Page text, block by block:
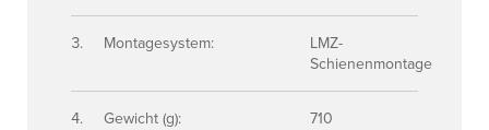
Montagesystem:
LMZ-
Schienenmontage
Gewicht (g): 710